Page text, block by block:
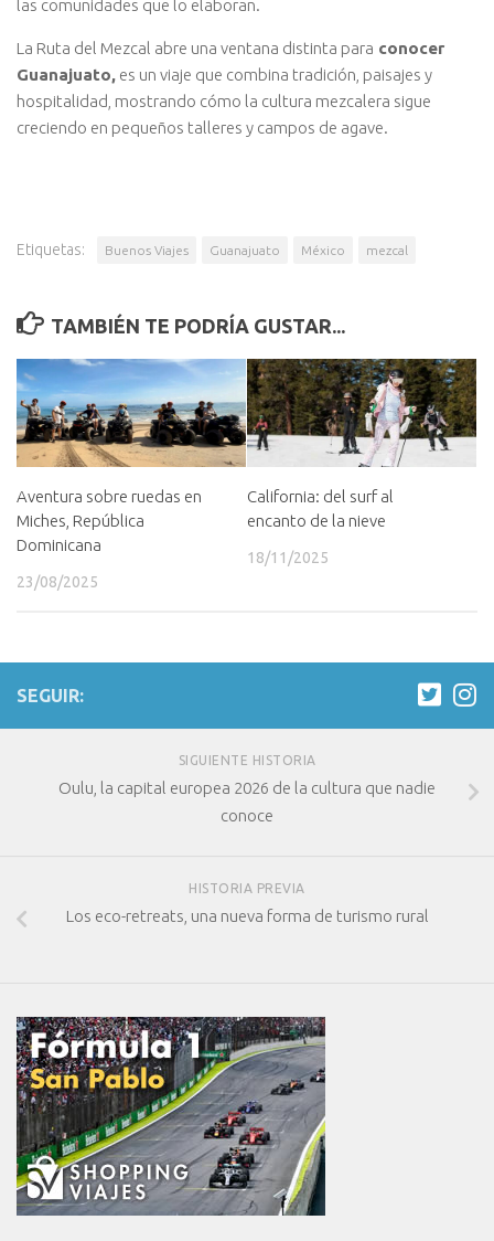
las comunidades que lo elaboran.
La Ruta del Mezcal abre una ventana distinta para conocer
Guanajuato, es un viaje que combina tradición, paisajes y
hospitalidad, mostrando cómo la cultura mezcalera sigue
creciendo en pequeños talleres y campos de agave.
Etiquetas: Buenos Viajes Guanajuato México mezcal
TAMBIÉN TE PODRÍA GUSTAR...
Aventura sobre ruedas en
Miches, República
Dominicana
23/08/2025
California: del surf al
encanto de la nieve
18/11/2025
SEGUIR:
SIGUIENTE HISTORIA
Oulu, la capital europea 2026 de la cultura que nadie
conoce
HISTORIA PREVIA
Los eco-retreats, una nueva forma de turismo rural